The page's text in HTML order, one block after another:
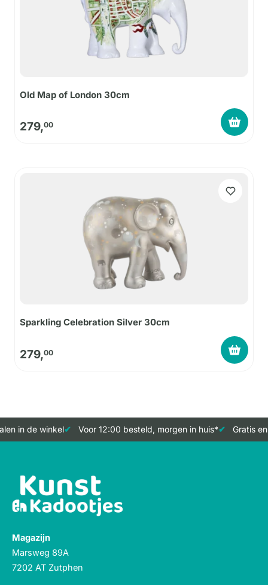
Old Map of London 30cm
279,00
Sparkling Celebration Silver 30cm
279,00
in de winkel Voor 12:00 besteld, morgen in huis* Gratis
Magazijn
Marsweg 89A
7202 AT Zutphen